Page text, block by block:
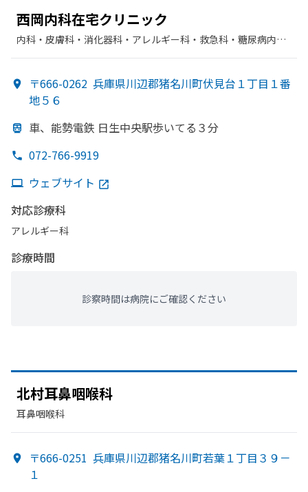
西岡内科在宅クリニック
内科・​皮膚科・​消化器科・​アレルギー科・​救急科・​糖尿病内
〒666-0262 兵庫県川辺郡猪名川町伏見台１丁目１番
地５６
車、 能勢電鉄 日生中央駅歩いてる ３分
072-766-9919
ウェブサイト
対応診療科
アレルギー科
診療時間
診察時間は病院にご確認ください
北村耳鼻咽喉科
耳鼻咽喉科
〒666-0251 兵庫県川辺郡猪名川町若葉１丁目３９－
１